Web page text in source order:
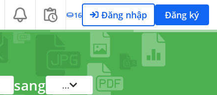
16 Đăng nhập Đăng ký
sang ...